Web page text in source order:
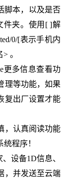
脚本，以及是否
件夹。使用[ ]解
0/[表示手机内
。
更多信息查看功
理等功能，如果
复出厂设置才能
，认真阅读功能
程序！
设备1D信息、
，并发送至云端